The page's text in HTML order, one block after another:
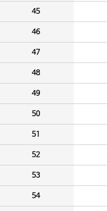
45
46
47
48
49
50
51
52
53
54